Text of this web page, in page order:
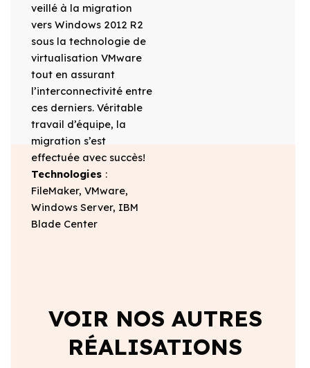
veillé à la migration
vers Windows 2012 R2
sous la technologie de
virtualisation VMware
tout en assurant
l’interconnectivité entre
ces derniers. Véritable
travail d’équipe, la
migration s’est
effectuée avec succès!
Technologies :
FileMaker, VMware,
Windows Server, IBM
Blade Center
VOIR NOS AUTRES
RÉALISATIONS